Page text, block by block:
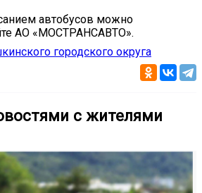
автобусов можно
АО «МОСТРАНСАВТО».
городского округа
с жителями